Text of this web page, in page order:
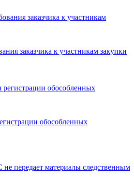
заказчика к участникам закупки
обособленных